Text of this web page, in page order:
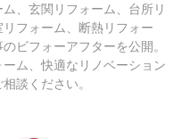
、玄関リフォーム、台所リ
フォーム、断熱リフォー
ビフォーアフターを公開。
ム、快適なリノベーション
談ください。